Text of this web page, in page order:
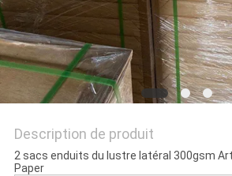
POLITIQUE
DE
CONFIDENTIALITÉ
Description de produit
2 sacs enduits du lustre latéral 300gsm
Paper